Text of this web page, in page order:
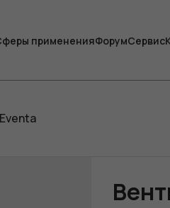
примененияФорумСервис